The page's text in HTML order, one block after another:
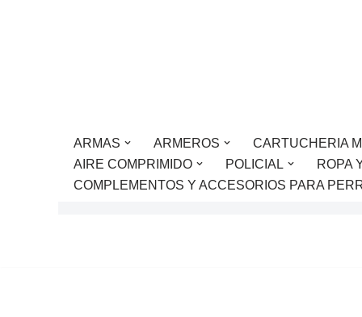
ARMAS ARMEROS
CARTUCHERIA
AIRE COMPRIMIDO
POLICIAL
ROPA
COMPLEMENTOS Y ACCESORIOS PARA